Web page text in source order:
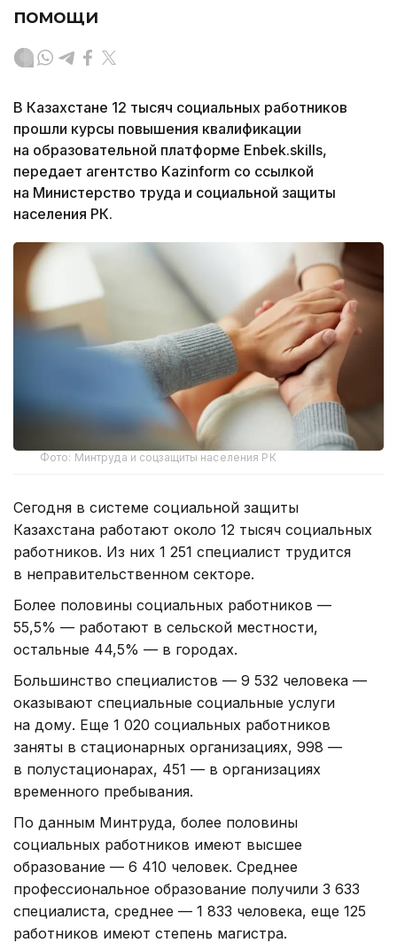
помощи
В Казахстане 12 тысяч социальных работников
прошли курсы повышения квалификации
на образовательной платформе Enbek.skills,
передает агентство Kazinform со ссылкой
на Министерство труда и социальной защиты
населения РК.
Фото: Минтруда и соцзащиты населения РК
Сегодня в системе социальной защиты
Казахстана работают около 12 тысяч социальных
работников. Из них 1 251 специалист трудится
в неправительственном секторе.
Более половины социальных работников —
55,5% — работают в сельской местности,
остальные 44,5% — в городах.
Большинство специалистов — 9 532 человека —
оказывают специальные социальные услуги
на дому. Еще 1 020 социальных работников
заняты в стационарных организациях, 998 —
в полустационарах, 451 — в организациях
временного пребывания.
По данным Минтруда, более половины
социальных работников имеют высшее
образование — 6 410 человек. Среднее
профессиональное образование получили 3 633
специалиста, среднее — 1 833 человека, еще 125
работников имеют степень магистра.